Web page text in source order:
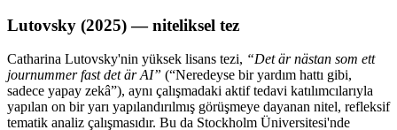
Lutovsky (2025) — niteliksel tez
Catharina Lutovsky'nin yüksek lisans tezi, “Det är nästan som ett
journummer fast det är AI” (“Neredeyse bir yardım hattı gibi,
sadece yapay zekâ”), aynı çalışmadaki aktif tedavi katılımcılarıyla
yapılan on bir yarı yapılandırılmış görüşmeye dayanan nitel, refleksif
tematik analiz çalışmasıdır. Bu da Stockholm Üniversitesi'nde